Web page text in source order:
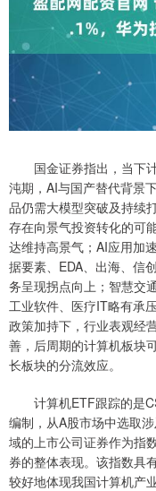
国金证券指出，当下计
沌期，AI与国产替代背景
品仍需大模型突破及持续
存在向景气投资转化的可
达维持高景气；AI应用加
据要素、EDA、出海、信
务呈现拐点向上；智慧交
工业软件、医疗IT略有承
政策加持下，行业表观经
善，后周期的计算机板块
长板块的分流效应。
计算机ETF跟踪的是
编制，从A股市场中选取
域的上市公司证券作为指
券的整体表现。该指数具
较好地体现我国计算机产